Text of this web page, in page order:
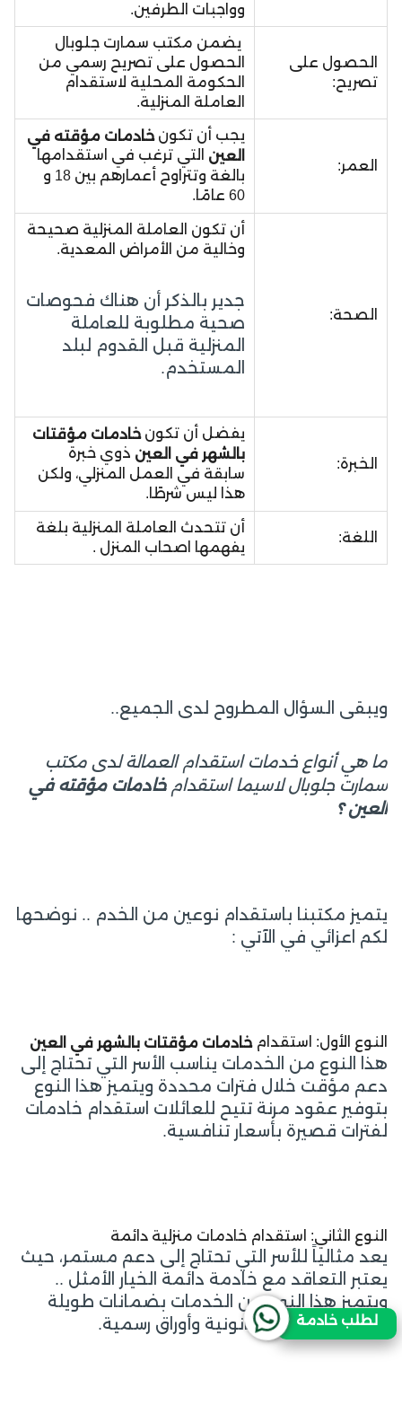
وواجبات الطرفين.
الحصول على
تصريح:
يضمن مكتب سمارت جلوبال
الحصول على تصريح رسمي من
الحكومة المحلية لاستقدام
العاملة المنزلية.
العمر:
يجب أن تكونخادمات مؤقته في
العين
التي ترغب في استقدامها
بالغة وتتراوح أعمارهم بين 18 و
60 عامًا.
الصحة:
أن تكون العاملة المنزلية صحيحة
وخالية من الأمراض المعدية.
جدير بالذكر أن هناك فحوصات
صحية مطلوبة للعاملة
المنزلية قبل القدوم لبلد
المستخدم.
الخبرة:
يفضل أن تكونخادمات مؤقتات
بالشهر في العين ذوي خبرة
سابقة في العمل المنزلي، ولكن
هذا ليس شرطًا.
اللغة:
أن تتحدث العاملة المنزلية بلغة
يفهمها اصحاب المنزل .
ويبقى السؤال المطروح لدى الجميع..
ما هي أنواع خدمات استقدام العمالة لدى مكتب
سمارت جلوبال لاسيما استقدامخادمات مؤقته في
العين ؟
يتميز مكتبنا باستقدام نوعين من الخدم .. نوضحها
لكم اعزائي في الآتي :
النوع الأول: استقدامخادمات مؤقتات بالشهر في العين
هذا النوع من الخدمات يناسب الأسر التي تحتاج إلى
دعم مؤقت خلال فترات محددة ويتميز هذا النوع
بتوفير عقود مرنة تتيح للعائلات استقدام خادمات
لفترات قصيرة بأسعار تنافسية.
النوع الثاني: استقدام خادمات منزلية دائمة
يعد مثالياً للأسر التي تحتاج إلى دعم مستمر، حيث
يعتبر التعاقد مع خادمة دائمة الخيار الأمثل ..
ويتميز هذا النوع من الخدمات بضمانات طويلة
الأمد مع متابعة قانونية وأوراق رسمية.
لطلب خادمة